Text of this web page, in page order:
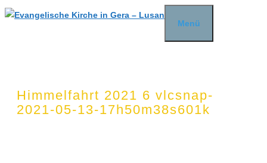
Zum
Menü
Himmelfahrt 2021 6 vlcsnap-
2021-05-13-17h50m38s601k